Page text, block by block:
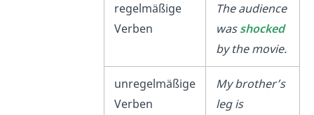
regelmäßige
Verben
The audience
wasshocked
by the movie.
unregelmäßige
Verben
My brother’s
leg is